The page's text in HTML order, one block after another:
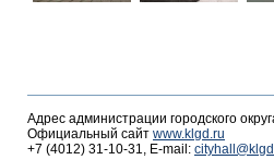
Адрес администрации городского
Официальный сайт www.klgd.ru
+7 (4012) 31-10-31, E-mail: